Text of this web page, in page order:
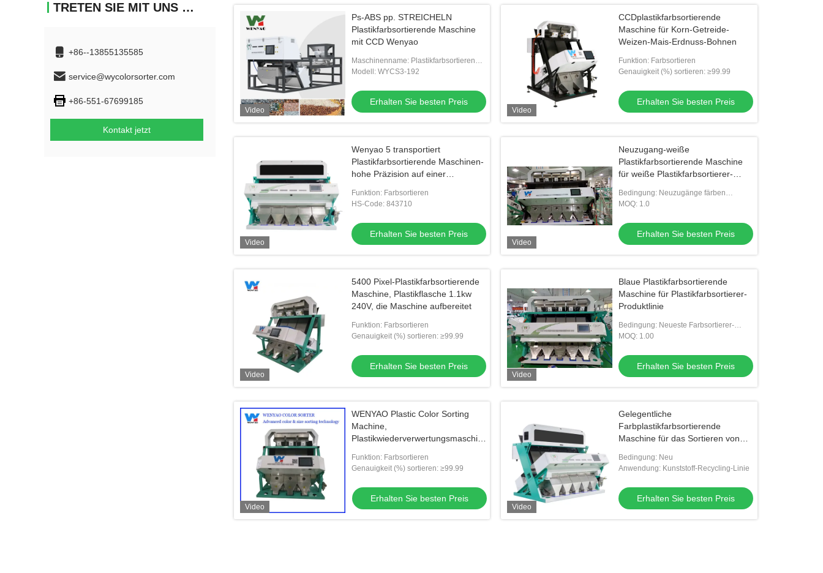
TRETEN SIE MIT UNS IN VERBINDUNG
+86--13855135585
service@wycolorsorter.com
+86-551-67699185
Kontakt jetzt
Video
Ps-ABS pp. STREICHELN
Plastikfarbsortierende Maschine
mit CCD Wenyao
Maschinenname: Plastikfarbsortierende
Maschine
Modell: WYCS3-192
Erhalten Sie besten Preis
Video
CCDplastikfarbsortierende
Maschine für Korn-Getreide-
Weizen-Mais-Erdnuss-Bohnen
Funktion: Farbsortieren
Genauigkeit (%) sortieren: ≥99.99
Erhalten Sie besten Preis
Video
Wenyao 5 transportiert
Plastikfarbsortierende Maschinen-
hohe Präzision auf einer
Funktion: Farbsortieren
HS-Code: 843710
Erhalten Sie besten Preis
Video
Neuzugang-weiße
Plastikfarbsortierende Maschine
für weiße Plastikfarbsortierer-
Bedingung: Neuzugänge färben
Sortierer-Maschine für Plastik
MOQ: 1.0
Erhalten Sie besten Preis
Video
5400 Pixel-Plastikfarbsortierende
Maschine, Plastikflasche 1.1kw
240V, die Maschine aufbereitet
Funktion: Farbsortieren
Genauigkeit (%) sortieren: ≥99.99
Erhalten Sie besten Preis
Video
Blaue Plastikfarbsortierende
Maschine für Plastikfarbsortierer-
Produktlinie
Bedingung: Neueste Farbsortierer-
Maschine für Plastik
MOQ: 1.00
Erhalten Sie besten Preis
Video
WENYAO Plastic Color Sorting
Machine,
Plastikwiederverwertungsmaschine
Funktion: Farbsortieren
Genauigkeit (%) sortieren: ≥99.99
Erhalten Sie besten Preis
Video
Gelegentliche
Farbplastikfarbsortierende
Maschine für das Sortieren von
Bedingung: Neu
Anwendung: Kunststoff-Recycling-Linie
Erhalten Sie besten Preis